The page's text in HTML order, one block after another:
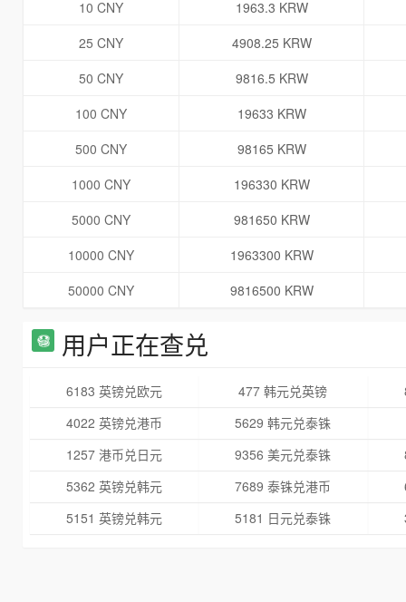
10 CNY
1963.3 KRW
25 CNY
4908.25 KRW
50 CNY
9816.5 KRW
100 CNY
19633 KRW
500 CNY
98165 KRW
1000 CNY
196330 KRW
5000 CNY
981650 KRW
10000 CNY
1963300 KRW
50000 CNY
9816500 KRW
用户正在查兑
6183 英镑兑欧元 477 韩元兑英镑
4022 英镑兑港币
5629 韩元兑泰铢
1257 港币兑日元
9356 美元兑泰铢
5362 英镑兑韩元
7689 泰铢兑港币
5151 英镑兑韩元
5181 日元兑泰铢